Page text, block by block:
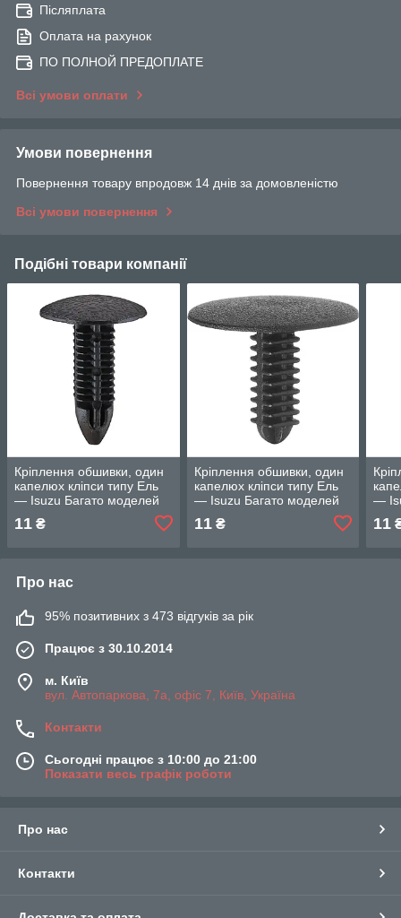
Післяплата
Оплата на рахунок
ПО ПОЛНОЙ ПРЕДОПЛАТЕ
Всі умови оплати
Умови повернення
Повернення товару впродовж 14 днів за домовленістю
Всі умови повернення
Подібні товари компанії
Кріплення обшивки, один
капелюх кліпси типу Ель
— Isuzu Багато моделей
11 ₴
Кріплення обшивки, один
капелюх кліпси типу Ель
— Isuzu Багато моделей
11₴
—
11
Про нас
95% позитивних з 473 відгуків за рік
Працює з 30.10.2014
м. Київ
вул. Автопаркова, 7а, офіс 7, Київ, Україна
Контакти
Сьогодні працює з 10:00 до 21:00
Показати весь графік роботи
Про нас
Контакти